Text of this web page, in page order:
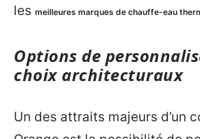
les meilleures marques de chauffe-eau
Options de
choix architecturaux
Un des attraits majeurs d’un